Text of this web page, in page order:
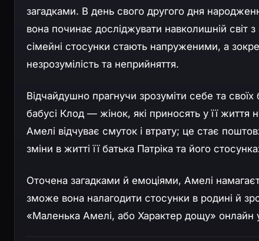
загадками. В день свого другого дня
вона починає досліджувати навколишній світ
сімейні стосунки стають напруженими, а
незрозумілість та неприйняття.
Відчайдушно прагнучи зрозуміти себе та
бабусі Клод — жінок, які приносять у її життя
Амелі відчуває смуток і втрату; це стає
зміни в житті її батька Патріка та його
Оточена загадками й емоціями, Амелі
зможе вона налагодити стосунки в родині й
«Маленька Амелі, або Характер дощу»